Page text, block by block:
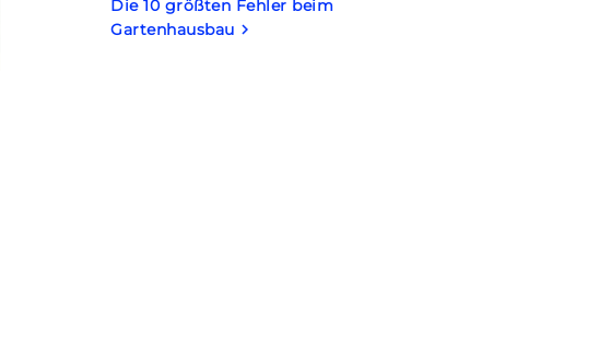
Die 10 größten Fehler beim
Gartenhausbau keyboard_arrow_right